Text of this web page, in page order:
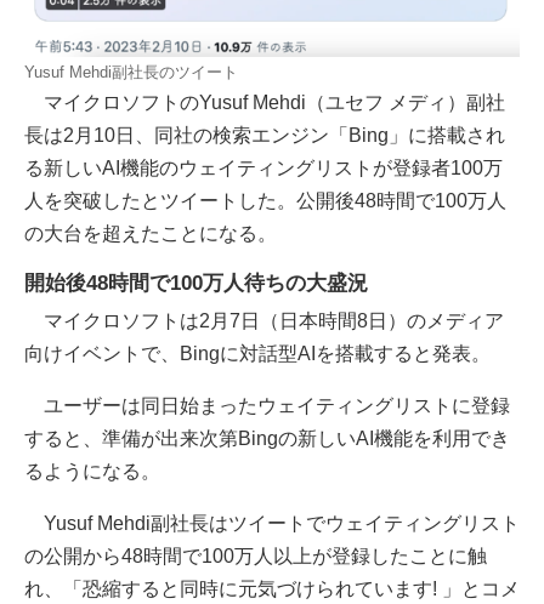
Yusuf Mehdi副社長のツイート
マイクロソフトのYusuf Mehdi（ユセフ メディ）副社
長は2月10日、同社の検索エンジン「Bing」に搭載され
る新しいAI機能のウェイティングリストが登録者100万
人を突破したとツイートした。公開後48時間で100万人
の大台を超えたことになる。
開始後48時間で100万人待ちの大盛況
マイクロソフトは2月7日（日本時間8日）のメディア
向けイベントで、Bingに対話型AIを搭載すると発表。
ユーザーは同日始まったウェイティングリストに登録
すると、準備が出来次第Bingの新しいAI機能を利用でき
るようになる。
Yusuf Mehdi副社長はツイートでウェイティングリスト
の公開から48時間で100万人以上が登録したことに触
れ、「恐縮すると同時に元気づけられています! 」とコメ